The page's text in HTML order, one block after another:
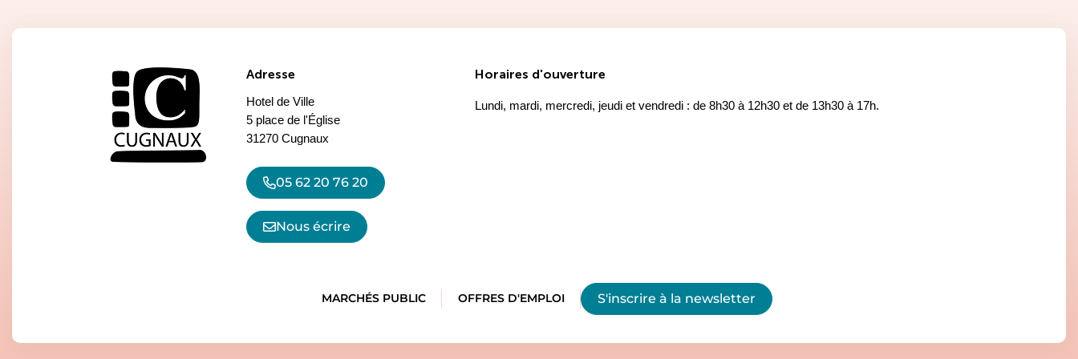
Adresse
Hotel de Ville
5 place de l'Église
31270 Cugnaux
05 62 20 76 20
Nous écrire
Horaires d'ouverture
Lundi, mardi, mercredi, jeudi et vendredi : de 8h30 à 12h30 et de 13h30 à 17h.
MARCHÉS PUBLIC OFFRES D'EMPLOI S'inscrire à la newsletter